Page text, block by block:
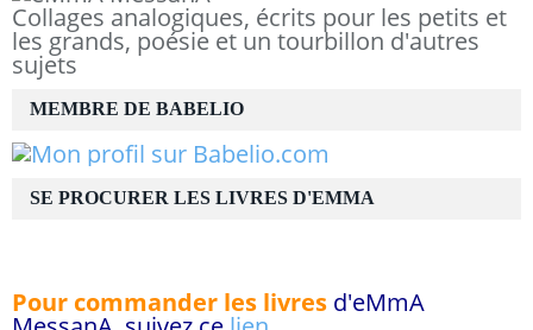
Collages analogiques, écrits pour les petits et
les grands, poésie et un tourbillon d'autres
sujets
MEMBRE DE BABELIO
SE PROCURER LES LIVRES D'EMMA
Pour commander les livres d'eMmA